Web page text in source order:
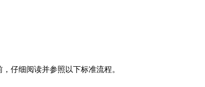
仔细阅读并参照以下标准流程。